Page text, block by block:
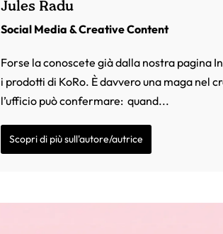
Jules Radu
Social Media & Creative Content
Forse la conoscete già dalla nostra pagina
i prodotti di KoRo. È davvero una maga nel
l’ufficio può confermare: quand...
Scopri di più sull'autore/autrice